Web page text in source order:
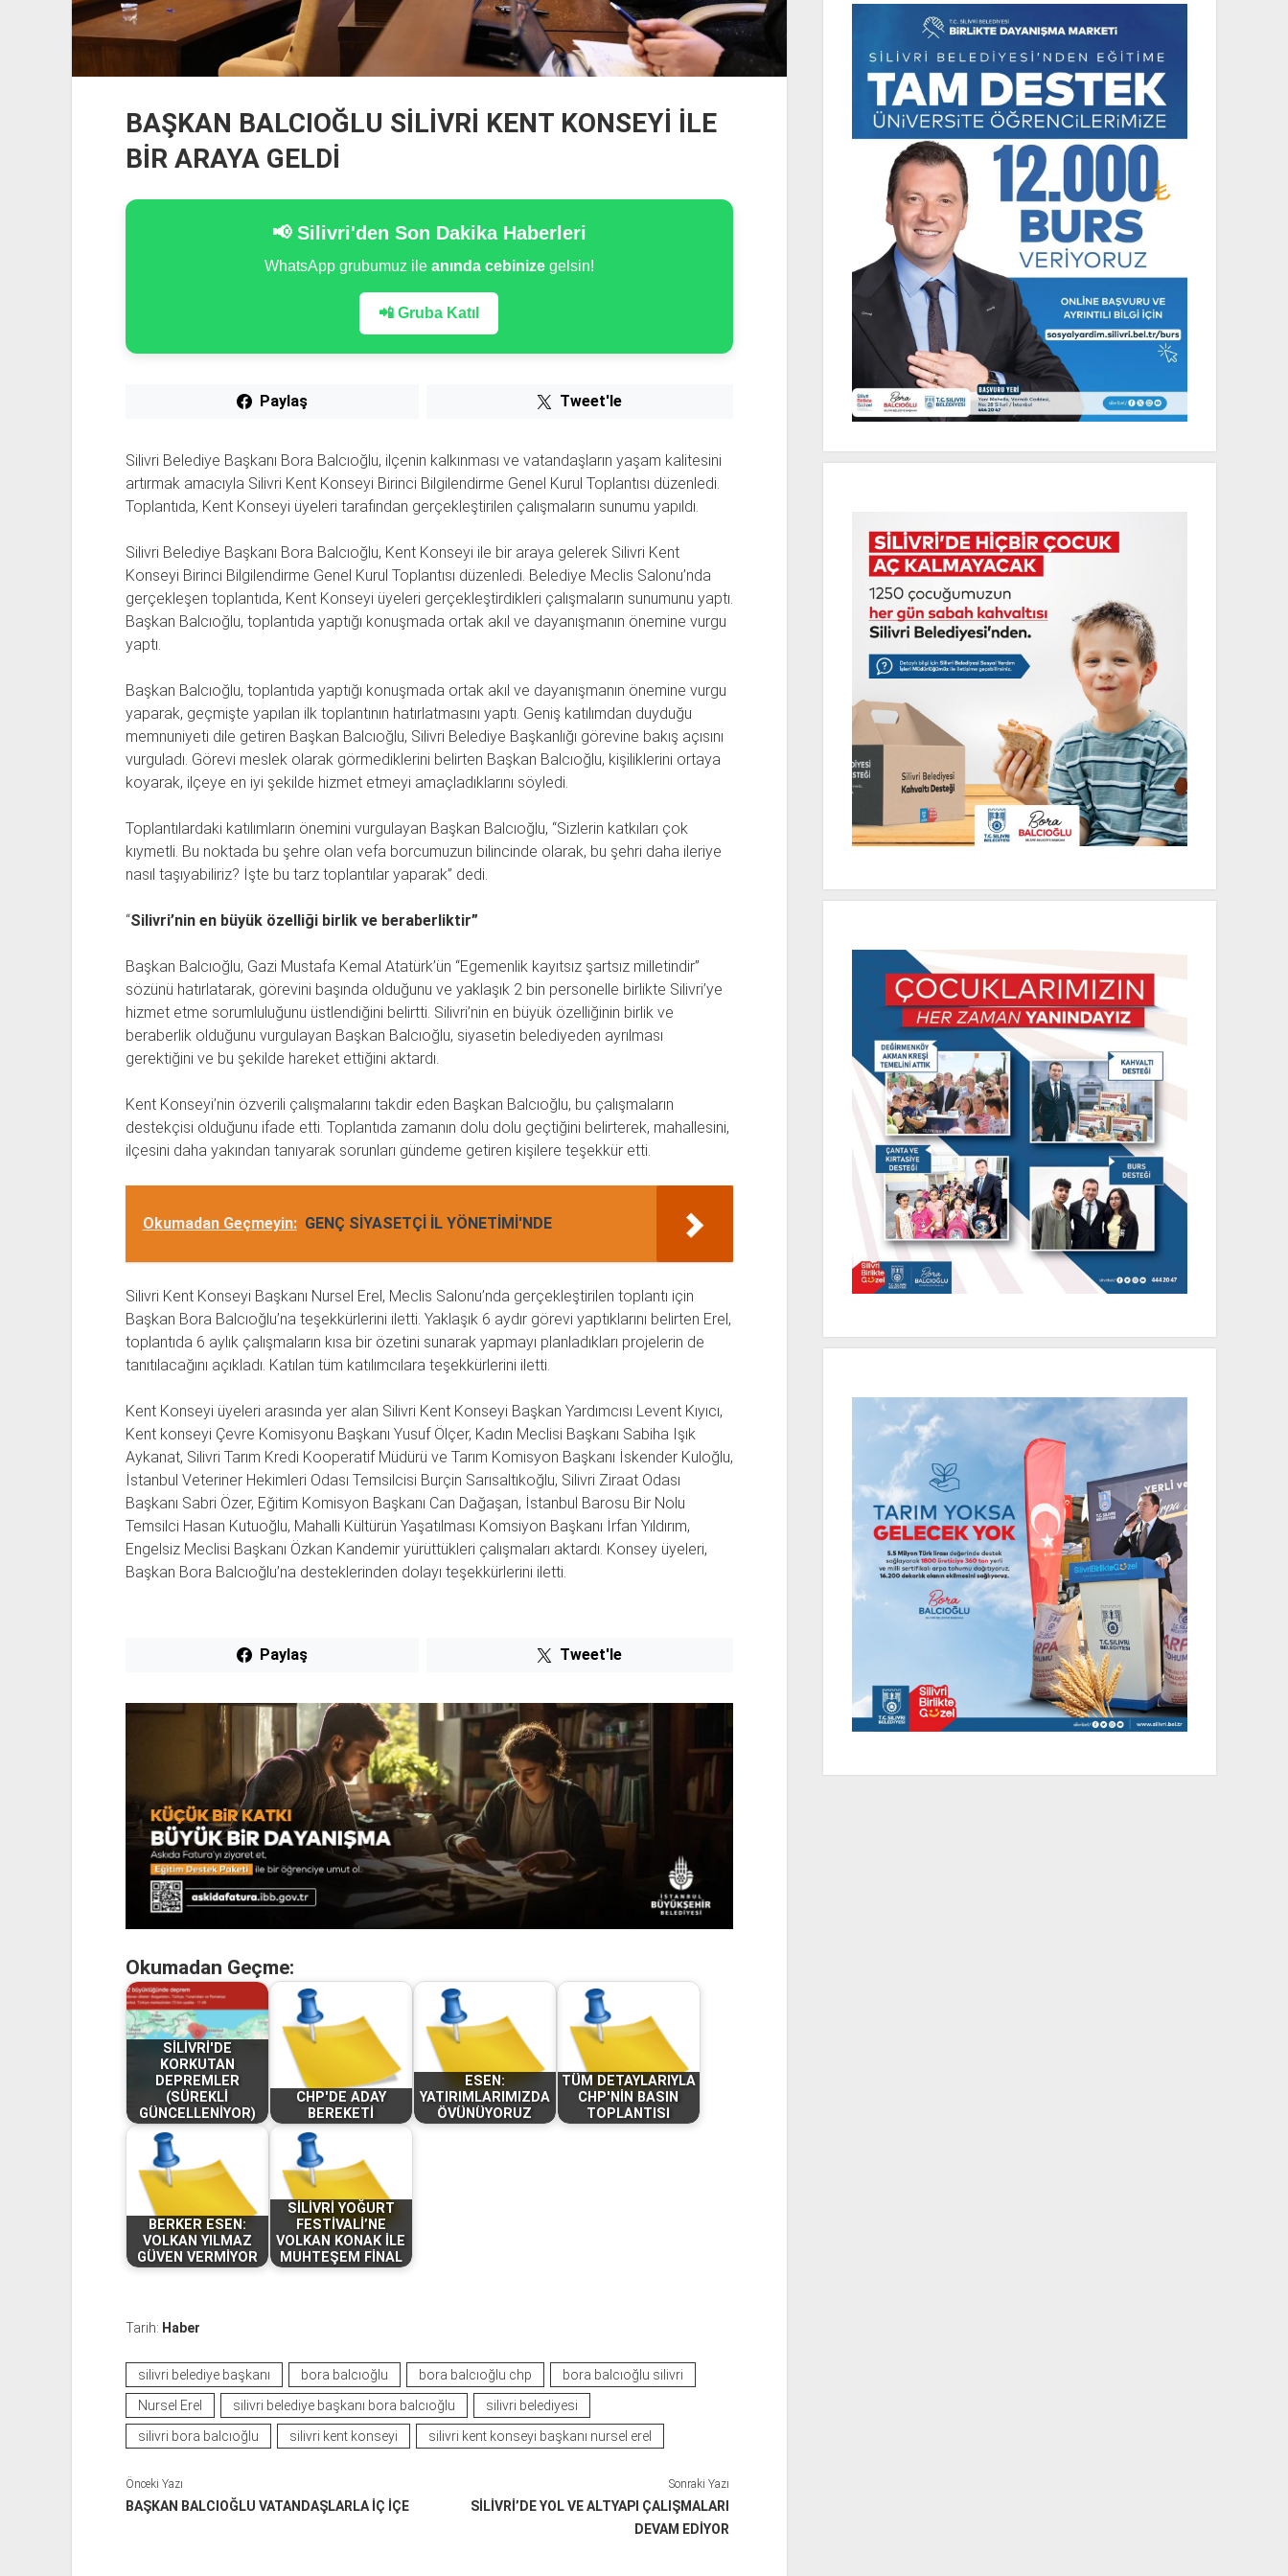
BAŞKAN BALCIOĞLU SİLİVRİ KENT KONSEYİ İLE
BİR ARAYA GELDİ
📢 Silivri'den Son Dakika Haberleri
WhatsApp grubumuz ile anında cebinizegelsin!
📲 Gruba Katıl
Paylaş Tweet'le
Silivri Belediye Başkanı Bora Balcıoğlu, ilçenin kalkınması ve vatandaşların yaşam kalitesini
artırmak amacıyla Silivri Kent Konseyi Birinci Bilgilendirme Genel Kurul Toplantısı düzenledi.
Toplantıda, Kent Konseyi üyeleri tarafından gerçekleştirilen çalışmaların sunumu yapıldı.
Silivri Belediye Başkanı Bora Balcıoğlu, Kent Konseyi ile bir araya gelerek Silivri Kent
Konseyi Birinci Bilgilendirme Genel Kurul Toplantısı düzenledi. Belediye Meclis Salonu’nda
gerçekleşen toplantıda, Kent Konseyi üyeleri gerçekleştirdikleri çalışmaların sunumunu yaptı.
Başkan Balcıoğlu, toplantıda yaptığı konuşmada ortak akıl ve dayanışmanın önemine vurgu
yaptı.
Başkan Balcıoğlu, toplantıda yaptığı konuşmada ortak akıl ve dayanışmanın önemine vurgu
yaparak, geçmişte yapılan ilk toplantının hatırlatmasını yaptı. Geniş katılımdan duyduğu
memnuniyeti dile getiren Başkan Balcıoğlu, Silivri Belediye Başkanlığı görevine bakış açısını
vurguladı. Görevi meslek olarak görmediklerini belirten Başkan Balcıoğlu, kişiliklerini ortaya
koyarak, ilçeye en iyi şekilde hizmet etmeyi amaçladıklarını söyledi.
Toplantılardaki katılımların önemini vurgulayan Başkan Balcıoğlu, “Sizlerin katkıları çok
kıymetli. Bu noktada bu şehre olan vefa borcumuzun bilincinde olarak, bu şehri daha ileriye
nasıl taşıyabiliriz? İşte bu tarz toplantılar yaparak” dedi.
“Silivri’nin en büyük özelliği birlik ve beraberliktir”
Başkan Balcıoğlu, Gazi Mustafa Kemal Atatürk’ün “Egemenlik kayıtsız şartsız milletindir”
sözünü hatırlatarak, görevini başında olduğunu ve yaklaşık 2 bin personelle birlikte Silivri’ye
hizmet etme sorumluluğunu üstlendiğini belirtti. Silivri’nin en büyük özelliğinin birlik ve
beraberlik olduğunu vurgulayan Başkan Balcıoğlu, siyasetin belediyeden ayrılması
gerektiğini ve bu şekilde hareket ettiğini aktardı.
Kent Konseyi’nin özverili çalışmalarını takdir eden Başkan Balcıoğlu, bu çalışmaların
destekçisi olduğunu ifade etti. Toplantıda zamanın dolu dolu geçtiğini belirterek, mahallesini,
ilçesini daha yakından tanıyarak sorunları gündeme getiren kişilere teşekkür etti.
Okumadan Geçmeyin: GENÇ SİYASETÇİ İL YÖNETİMİ'NDE
Silivri Kent Konseyi Başkanı Nursel Erel, Meclis Salonu’nda gerçekleştirilen toplantı için
Başkan Bora Balcıoğlu’na teşekkürlerini iletti. Yaklaşık 6 aydır görevi yaptıklarını belirten Erel,
toplantıda 6 aylık çalışmaların kısa bir özetini sunarak yapmayı planladıkları projelerin de
tanıtılacağını açıkladı. Katılan tüm katılımcılara teşekkürlerini iletti.
Kent Konseyi üyeleri arasında yer alan Silivri Kent Konseyi Başkan Yardımcısı Levent Kıyıcı,
Kent konseyi Çevre Komisyonu Başkanı Yusuf Ölçer, Kadın Meclisi Başkanı Sabiha Işık
Aykanat, Silivri Tarım Kredi Kooperatif Müdürü ve Tarım Komisyon Başkanı İskender Kuloğlu,
İstanbul Veteriner Hekimleri Odası Temsilcisi Burçin Sarısaltıkoğlu, Silivri Ziraat Odası
Başkanı Sabri Özer, Eğitim Komisyon Başkanı Can Dağaşan, İstanbul Barosu Bir Nolu
Temsilci Hasan Kutuoğlu, Mahalli Kültürün Yaşatılması Komsiyon Başkanı İrfan Yıldırım,
Engelsiz Meclisi Başkanı Özkan Kandemir yürüttükleri çalışmaları aktardı. Konsey üyeleri,
Başkan Bora Balcıoğlu’na desteklerinden dolayı teşekkürlerini iletti.
Paylaş Tweet'le
Okumadan Geçme:
SİLİVRİ'DE
KORKUTAN
DEPREMLER
(SÜREKLİ
GÜNCELLENİYOR)
CHP'DE ADAY
BEREKETİ
ESEN:
YATIRIMLARIMIZDA
ÖVÜNÜYORUZ
TÜM DETAYLARIYLA
CHP'NİN BASIN
TOPLANTISI
BERKER ESEN:
VOLKAN YILMAZ
GÜVEN VERMİYOR
SİLİVRİ YOĞURT
FESTİVALİ’NE
VOLKAN KONAK İLE
MUHTEŞEM FİNAL
Tarih: Haber
silivri belediye başkanı bora balcıoğlu bora balcıoğlu chp
bora balcıoğlu silivri
Nursel Erel
silivri belediye başkanı bora balcıoğlu
silivri belediyesi
silivri bora balcıoğlu
silivri kent konseyi silivri kent konseyi başkanı nursel erel
Önceki Yazı
BAŞKAN BALCIOĞLU VATANDAŞLARLA İÇ İÇE
Sonraki Yazı
SİLİVRİ’DE YOL VE ALTYAPI ÇALIŞMALARI
DEVAM EDİYOR